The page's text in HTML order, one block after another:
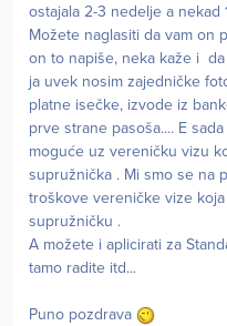
ostajala 2-3 nedelje a nekad
Možete naglasiti da vam on
on to napiše, neka kaže i
ja uvek nosim zajedničke
platne isečke, izvode iz
prve strane pasoša.... E
moguće uz vereničku vizu
supružnička . Mi smo se na
troškove vereničke vize
supružničku .
A možete i aplicirati za
tamo radite itd...
Puno pozdrava